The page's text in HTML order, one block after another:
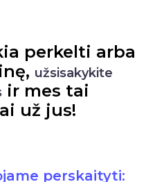
perkelti arba
užsisakykite
ir mes tai
už jus!
perskaityti: